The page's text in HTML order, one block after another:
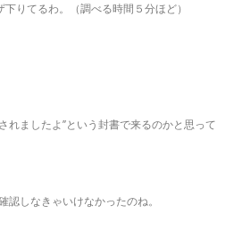
りてるわ。（調べる時間５分ほど）
れましたよ’’という封書で来るのかと思って
認しなきゃいけなかったのね。